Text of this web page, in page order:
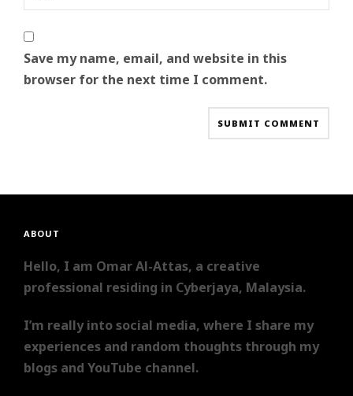
Save my name, email, and website in this
browser for the next time I comment.
ABOUT
Hello, I am Omar Al-Attas, a creative
professional residing in Cyberjaya, Malaysia.
I’m really into social media, where I share my
experiences and random thoughts through my
blogs and YouTube channel.